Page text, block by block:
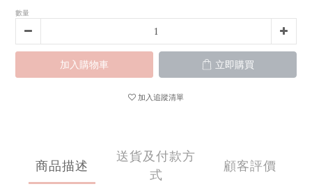
數量
加入購物車 立即購買
加入追蹤清單
商品描述
送貨及付款方
式
顧客評價